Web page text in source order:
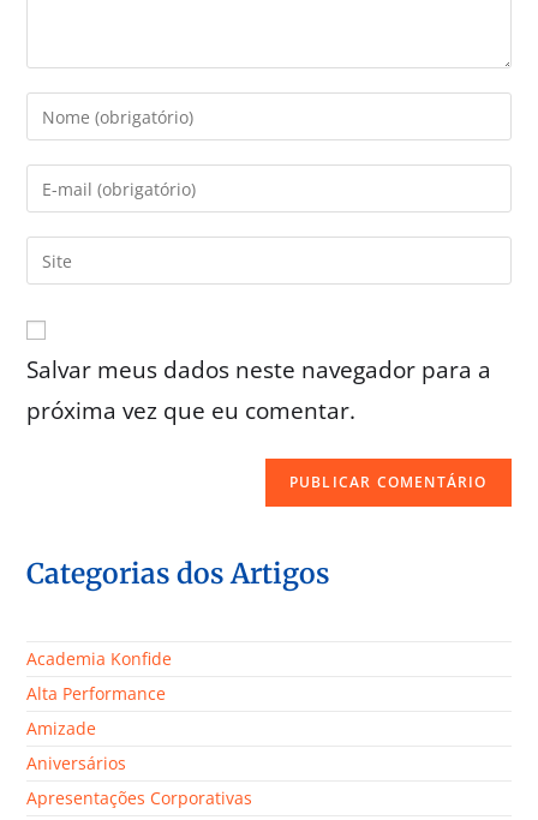
Salvar meus dados neste navegador para a
próxima vez que eu comentar.
Categorias dos Artigos
Academia Konfide
Alta Performance
Amizade
Aniversários
Apresentações Corporativas